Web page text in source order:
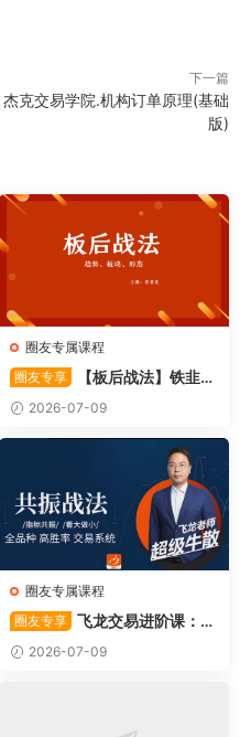
下一篇
杰克交易学院.机构订单原理(基础
版)
圈友专属课程
圈友专享
【板后战法】铁韭菜
板后强势战法
2026-07-09
圈友专属课程
圈友专享 飞龙交易进阶课：共
振战法
2026-07-09